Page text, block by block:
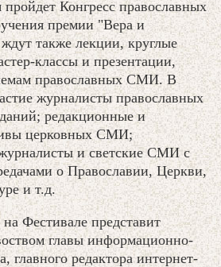
Конгресс православных
премии "Вера и
также лекции, круглые
классы и презентации,
православных СМИ. В
журналисты православных
редакционные и
церковных СМИ;
и светские СМИ с
о Православии, Церкви,
и т.д.
Фестивале представит
главы информационно-
главного редактора интернет-